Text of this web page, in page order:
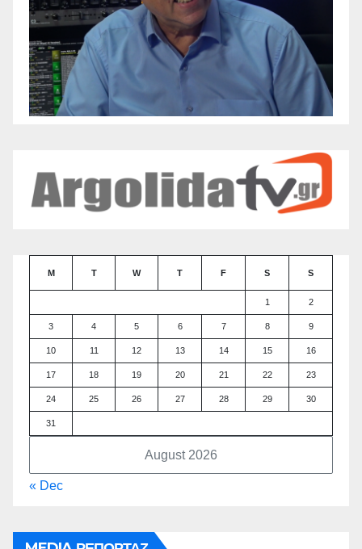
August 2026
M T W T F S S
1 2
3 4 5 6 7 8 9
10 11 12 13 14 15 16
17 18 19 20 21 22 23
24 25 26 27 28 29 30
31
« Dec